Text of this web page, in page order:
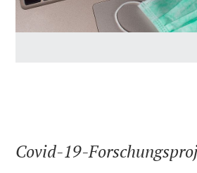
Covid-19-